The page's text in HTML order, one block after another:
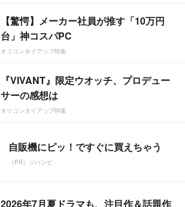
【驚愕】メーカー社員が推す「10万円
台」神コスパPC
オリコンタイアップ特集
『VIVANT』限定ウオッチ、プロデュー
サーの感想は
オリコンタイアップ特集
自販機にピッ！ですぐに買えちゃう
（PR）ジハンピ
2026年7月夏ドラマも、注目作＆話題作